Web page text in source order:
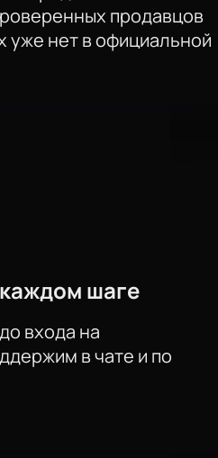
продавцов
уже нет в официальной
шаге
входа на
в чате и по